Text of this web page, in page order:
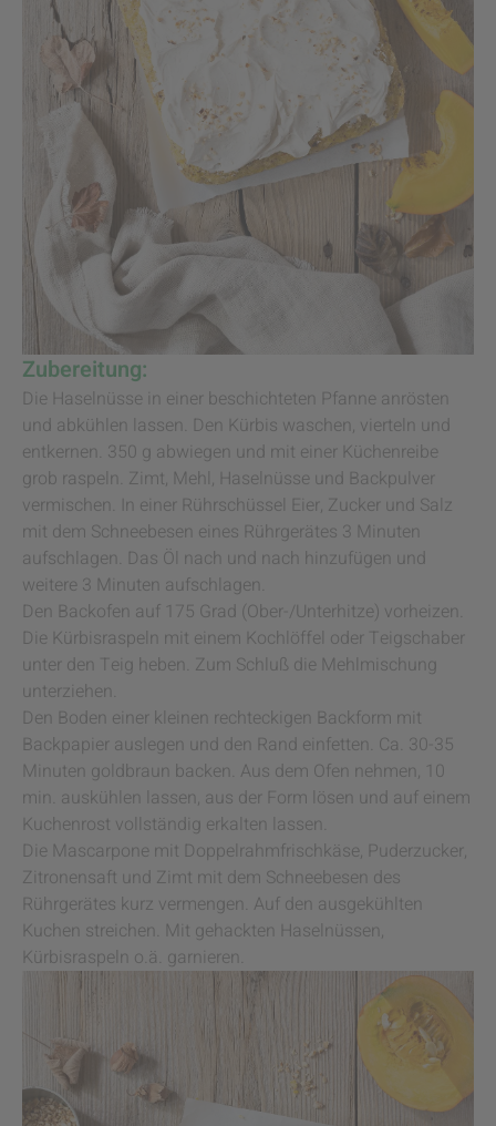
Zubereitung:
Die Haselnüsse in einer beschichteten Pfanne anrösten
und abkühlen lassen. Den Kürbis waschen, vierteln und
entkernen. 350 g abwiegen und mit einer Küchenreibe
grob raspeln. Zimt, Mehl, Haselnüsse und Backpulver
vermischen. In einer Rührschüssel Eier, Zucker und Salz
mit dem Schneebesen eines Rührgerätes 3 Minuten
aufschlagen. Das Öl nach und nach hinzufügen und
weitere 3 Minuten aufschlagen.
Den Backofen auf 175 Grad (Ober-/Unterhitze) vorheizen.
Die Kürbisraspeln mit einem Kochlöffel oder Teigschaber
unter den Teig heben. Zum Schluß die Mehlmischung
unterziehen.
Den Boden einer kleinen rechteckigen Backform mit
Backpapier auslegen und den Rand einfetten. Ca. 30-35
Minuten goldbraun backen. Aus dem Ofen nehmen, 10
min. auskühlen lassen, aus der Form lösen und auf einem
Kuchenrost vollständig erkalten lassen.
Die Mascarpone mit Doppelrahmfrischkäse, Puderzucker,
Zitronensaft und Zimt mit dem Schneebesen des
Rührgerätes kurz vermengen. Auf den ausgekühlten
Kuchen streichen. Mit gehackten Haselnüssen,
Kürbisraspeln o.ä. garnieren.